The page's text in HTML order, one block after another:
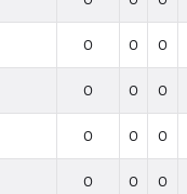
0 0 0
0 0 0
0 0 0
0 0 0